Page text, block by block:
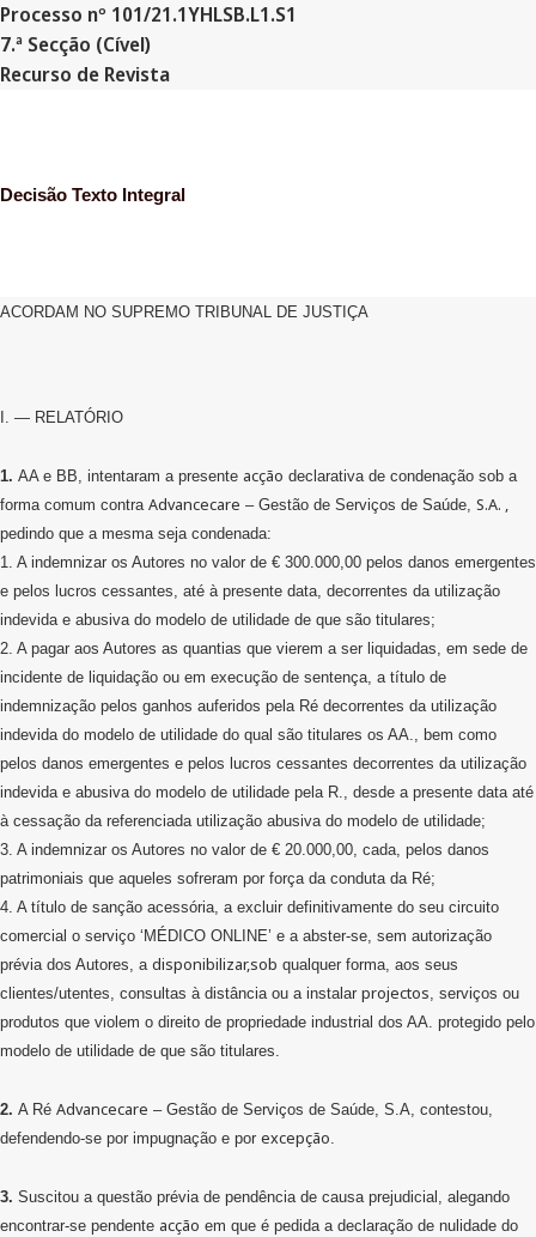
Processo nº 101/21.1YHLSB.L1.S1
7.ª Secção (Cível)
Recurso de Revista
Decisão Texto Integral
ACORDAM NO SUPREMO TRIBUNAL DE JUSTIÇA
I. — RELATÓRIO
1. AA e BB, intentaram a presente acção declarativa de condenação sob a
forma comum contra Advancecare – Gestão de Serviços de Saúde, S.A. ,
pedindo que a mesma seja condenada:
1. A indemnizar os Autores no valor de € 300.000,00 pelos danos emergentes
e pelos lucros cessantes, até à presente data, decorrentes da utilização
indevida e abusiva do modelo de utilidade de que são titulares;
2. A pagar aos Autores as quantias que vierem a ser liquidadas, em sede de
incidente de liquidação ou em execução de sentença, a título de
indemnização pelos ganhos auferidos pela Ré decorrentes da utilização
indevida do modelo de utilidade do qual são titulares os AA., bem como
pelos danos emergentes e pelos lucros cessantes decorrentes da utilização
indevida e abusiva do modelo de utilidade pela R., desde a presente data até
à cessação da referenciada utilização abusiva do modelo de utilidade;
3. A indemnizar os Autores no valor de € 20.000,00, cada, pelos danos
patrimoniais que aqueles sofreram por força da conduta da Ré;
4. A título de sanção acessória, a excluir definitivamente do seu circuito
comercial o serviço ‘MÉDICO ONLINE’ e a abster-se, sem autorização
prévia dos Autores, a disponibilizar,sob qualquer forma, aos seus
clientes/utentes, consultas à distância ou a instalar projectos, serviços ou
produtos que violem o direito de propriedade industrial dos AA. protegido pelo
modelo de utilidade de que são titulares.
2. A Ré Advancecare – Gestão de Serviços de Saúde, S.A, contestou,
defendendo-se por impugnação e por excepção.
3. Suscitou a questão prévia de pendência de causa prejudicial, alegando
encontrar-se pendente acção em que é pedida a declaração de nulidade do